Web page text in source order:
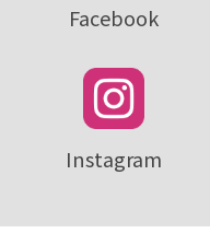
Facebook
Instagram